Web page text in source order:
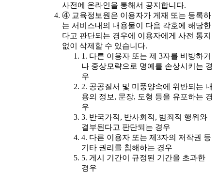
사전에 온라인을 통해서 공지합니다.
④ 교육정보원은 이용자가 게재 또는 등록하
는 서비스내의 내용물이 다음 각호에 해당한
다고 판단되는 경우에 이용자에게 사전 통지
없이 삭제할 수 있습니다.
1. 다른 이용자 또는 제 3자를 비방하거
나 중상모략으로 명예를 손상시키는 경
우
2. 공공질서 및 미풍양속에 위반되는 내
용의 정보, 문장, 도형 등을 유포하는 경
우
3. 반국가적, 반사회적, 범죄적 행위와
결부된다고 판단되는 경우
4. 다른 이용자 또는 제3자의 저작권 등
기타 권리를 침해하는 경우
5. 게시 기간이 규정된 기간을 초과한
경우